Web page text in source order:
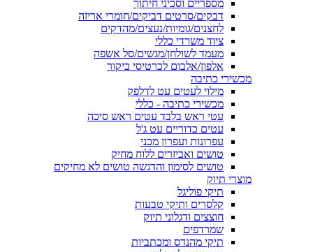
מספריים וסכיני חיתוך
דבקים/סרטים דביקים/חומרי אריזה
לחצנים/גומיות/נעצים/מהדקים
ציוד משרדי כללי
מעמד לשולחן/מגשים/סל אשפה
אלפון/אלבום לכרטיסי ביקור
מכשירי כתיבה
מילוי לעטים עט לדלפק
מכשירי כתיבה - כללי
עטי ראש בלבד עטים ראש סיכה
עטים כדוריים עט ג'ל
עפרונות ועפרון מכני
טושים ואביזרים ללוח מחיק
טושים לסימון והדגשה טושים לא מחיקים
מוצרי תיוק
תיקי פוליגל
קלסרים ותיקי טבעות
חוצצים ודגלוני תיוק
שמרדפים
תיקי מהנדס ומכתביות